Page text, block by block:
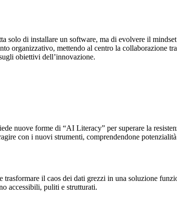
solo di installare un software, ma di evolvere il
organizzativo, mettendo al centro la collaborazione
obiettivi dell’innovazione.
nuove forme di “AI Literacy” per superare la
con i nuovi strumenti, comprendendone
il caos dei dati grezzi in una soluzione
accessibili, puliti e strutturati.